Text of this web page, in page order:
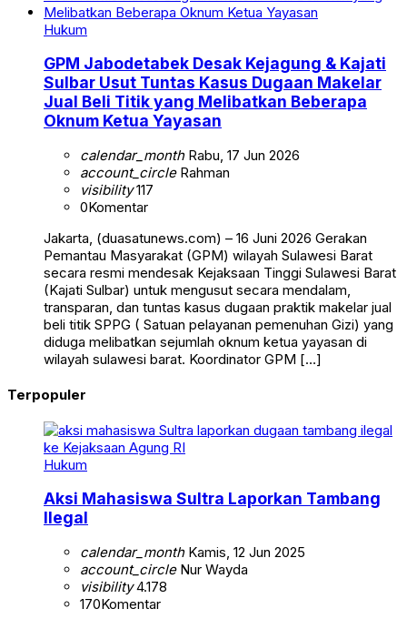
Hukum
GPM Jabodetabek Desak Kejagung & Kajati
Sulbar Usut Tuntas Kasus Dugaan Makelar
Jual Beli Titik yang Melibatkan Beberapa
Oknum Ketua Yayasan
calendar_monthRabu, 17 Jun 2026
account_circleRahman
visibility117
0Komentar
Jakarta, (duasatunews.com) – 16 Juni 2026 Gerakan
Pemantau Masyarakat (GPM) wilayah Sulawesi Barat
secara resmi mendesak Kejaksaan Tinggi Sulawesi Barat
(Kajati Sulbar) untuk mengusut secara mendalam,
transparan, dan tuntas kasus dugaan praktik makelar jual
beli titik SPPG ( Satuan pelayanan pemenuhan Gizi) yang
diduga melibatkan sejumlah oknum ketua yayasan di
wilayah sulawesi barat. Koordinator GPM […]
Terpopuler
Hukum
Aksi Mahasiswa Sultra Laporkan Tambang
Ilegal
calendar_monthKamis, 12 Jun 2025
account_circleNur Wayda
visibility4.178
170Komentar